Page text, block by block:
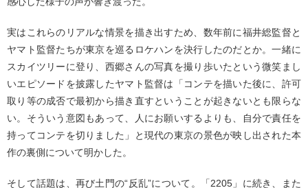
実はこれらのリアルな情景を描き出すため、数年前に福井総監督と
ヤマト監督たちが東京を巡るロケハンを決行したのだとか。一緒に
スカイツリーに登り、西郷さんの写真を撮り歩いたという微笑まし
いエピソードを披露したヤマト監督は「コンテを描いた後に、許可
取り等の成否で最初から描き直すということが起きないとも限らな
い。そういう意図もあって、人にお願いするよりも、自分で責任を
持ってコンテを切りました」と現代の東京の景色が映し出された本
作の裏側について明かした。
そして話題は、再び土門の“反乱”について。「2205」に続き、また